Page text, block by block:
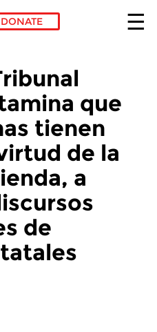
DONATE
que
tienen
de la
a
de